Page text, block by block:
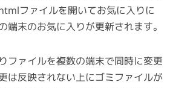
ファイルを開いてお気に入りに
端末のお気に入りが更新されます。
ファイルを複数の端末で同時に変更
は反映されない上にゴミファイルが